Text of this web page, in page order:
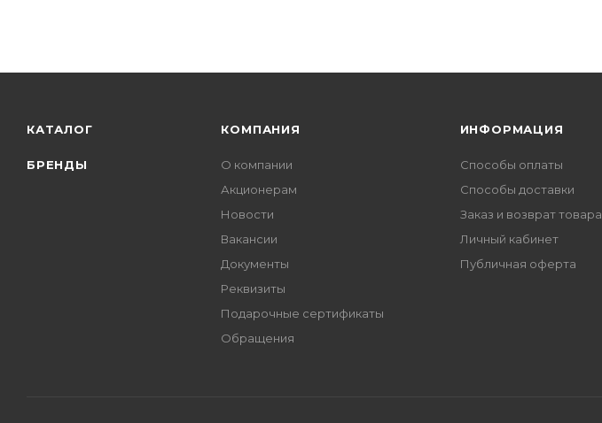
КАТАЛОГ
БРЕНДЫ
КОМПАНИЯ
О компании
Акционерам
Новости
Вакансии
Документы
Реквизиты
Подарочные сертификаты
Обращения
ИНФОРМАЦИЯ
Способы оплаты
Способы доставки
Заказ и возврат товара
Личный кабинет
Публичная оферта